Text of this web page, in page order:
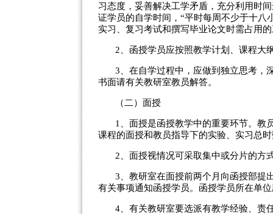
习态度，妥善解决工学矛盾，充分利用时
证学员的自学时间，“平时每周不少于十八
实习、复习考试和撰写毕业论文时需占用
2 、函授学员应按照教学计划、课程
3 、在自学过程中，应做到独立思考
书面请有关教研室教员解答。
（二）面授
1
、面授是函授教学中的重要环节。
课程的面授和教员指导下的实验、实习总
2 、面授视情况可采取集中或分片的方
3 、教研室在面授前两个月向函授部
有关事项通知函授学员。函授学员所在单
4 、有关教研室要选派有教学经验、